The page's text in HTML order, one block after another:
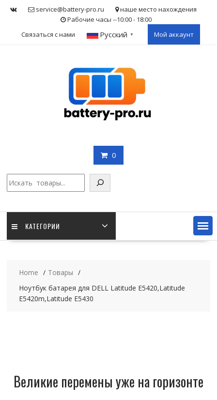
service@battery-pro.ru
наше место нахождения
Рабочие часы --10:00 - 18:00
Связаться с нами
Русский ▼ Мой аккаунт
0
КАТЕГОРИИ
Home
Товары
Ноутбук батарея для DELL Latitude E5420,Latitude
E5420m,Latitude E5430
Великие перемены уже на горизонте